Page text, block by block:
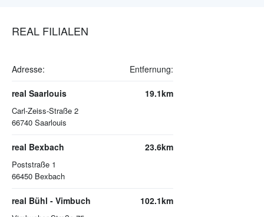
REAL FILIALEN
Adresse: Entfernung:
real Saarlouis
Carl-Zeiss-Straße 2
66740 Saarlouis
19.1km
real Bexbach
Poststraße 1
66450 Bexbach
23.6km
real Bühl - Vimbuch 102.1km